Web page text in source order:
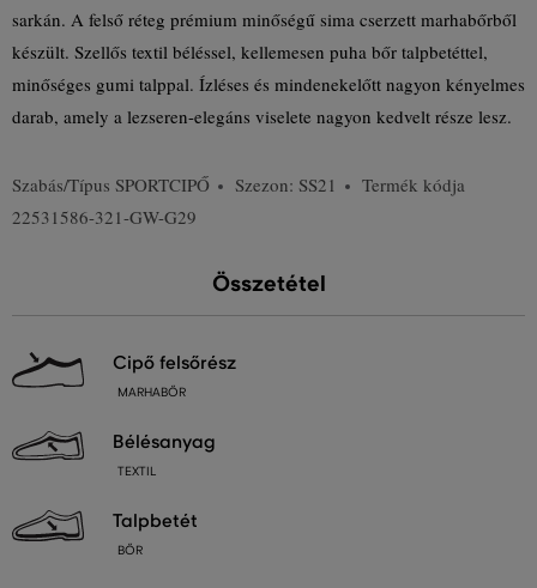
sarkán. A felső réteg prémium minőségű sima cserzett marhabőrből
készült. Szellős textil béléssel, kellemesen puha bőr talpbetéttel,
minőséges gumi talppal. Ízléses és mindenekelőtt nagyon kényelmes
darab, amely a lezseren-elegáns viselete nagyon kedvelt része lesz.
Szabás/Típus SPORTCIPŐ Szezon: SS21
Termék kódja
22531586-321-GW-G29
Összetétel
cipő felsőrész
MARHABŐR
bélésanyag
TEXTIL
talpbetét
BŐR